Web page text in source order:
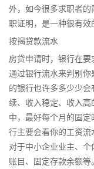
外，如今很多求职者
职证明，是一种很有效
按揭贷款流水
房贷申请时，银行在
通过银行流水来判别
的银行也许多多少少
续、收入稳定、收入
中，最好每个月的固
行主要会看你的工资流
对于中小企业业主、
账目、固定存款余额